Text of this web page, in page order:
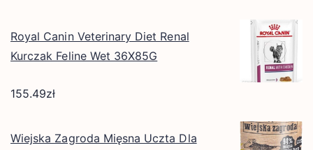
Royal Canin Veterinary Diet Renal
Kurczak Feline Wet 36X85G
155.49zł
Wiejska Zagroda Mięsna Uczta Dla